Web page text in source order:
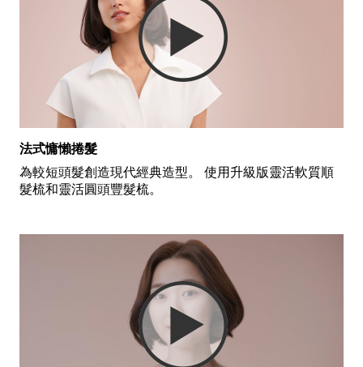
法式慵懶捲髮
為較短頭髮創造現代經典造型。 使用升級版靈活軟質順
髮梳和靈活圓頭豐髮梳。